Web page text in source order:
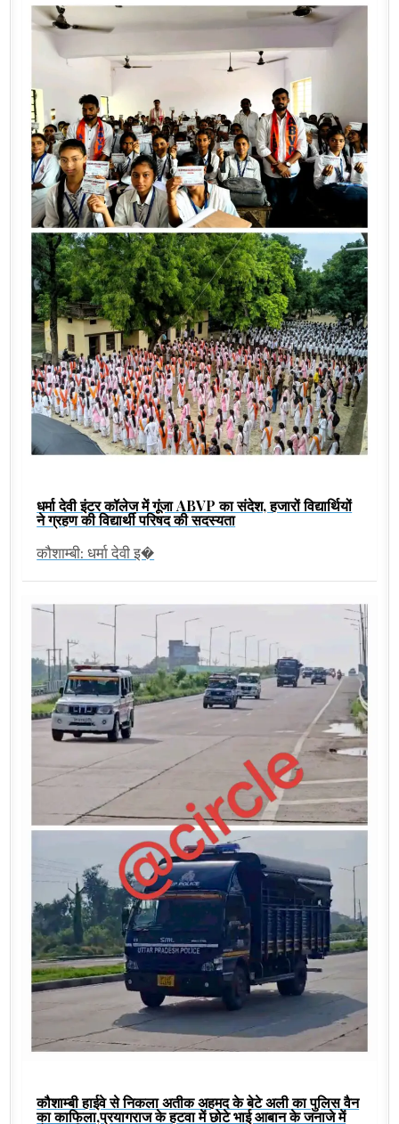
धर्मा देवी इंटर कॉलेज में गूंजा ABVP का संदेश, हजारों विद्यार्थियों
ने ग्रहण की विद्यार्थी परिषद की सदस्यता
कौशाम्बी: धर्मा देवी इ�
कौशाम्बी हाईवे से निकला अतीक अहमद के बेटे अली का पुलिस वैन
का काफिला,प्रयागराज के हटवा में छोटे भाई आबान के जनाजे में